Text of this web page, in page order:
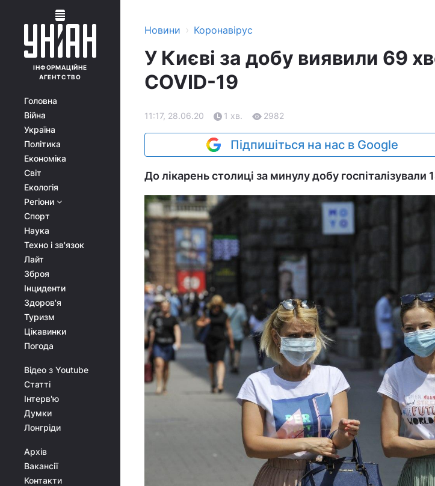
ІНФОРМАЦІЙНЕ
АГЕНТСТВО
Головна
Війна
Україна
Політика
Економіка
Світ
Екологія
Регіони
Спорт
Наука
Техно і зв'язок
Лайт
Зброя
Інциденти
Здоров'я
Туризм
Цікавинки
Погода
Відео з Youtube
Статті
Інтерв'ю
Думки
Лонгріди
Архів
Вакансії
Контакти
Новини › Коронавірус
У Києві за добу виявили 69
COVID-19
11:17, 28.06.20 1 хв. 2982
Підпишіться на нас в Google
До лікарень столиці за минулу добу госпіталізували